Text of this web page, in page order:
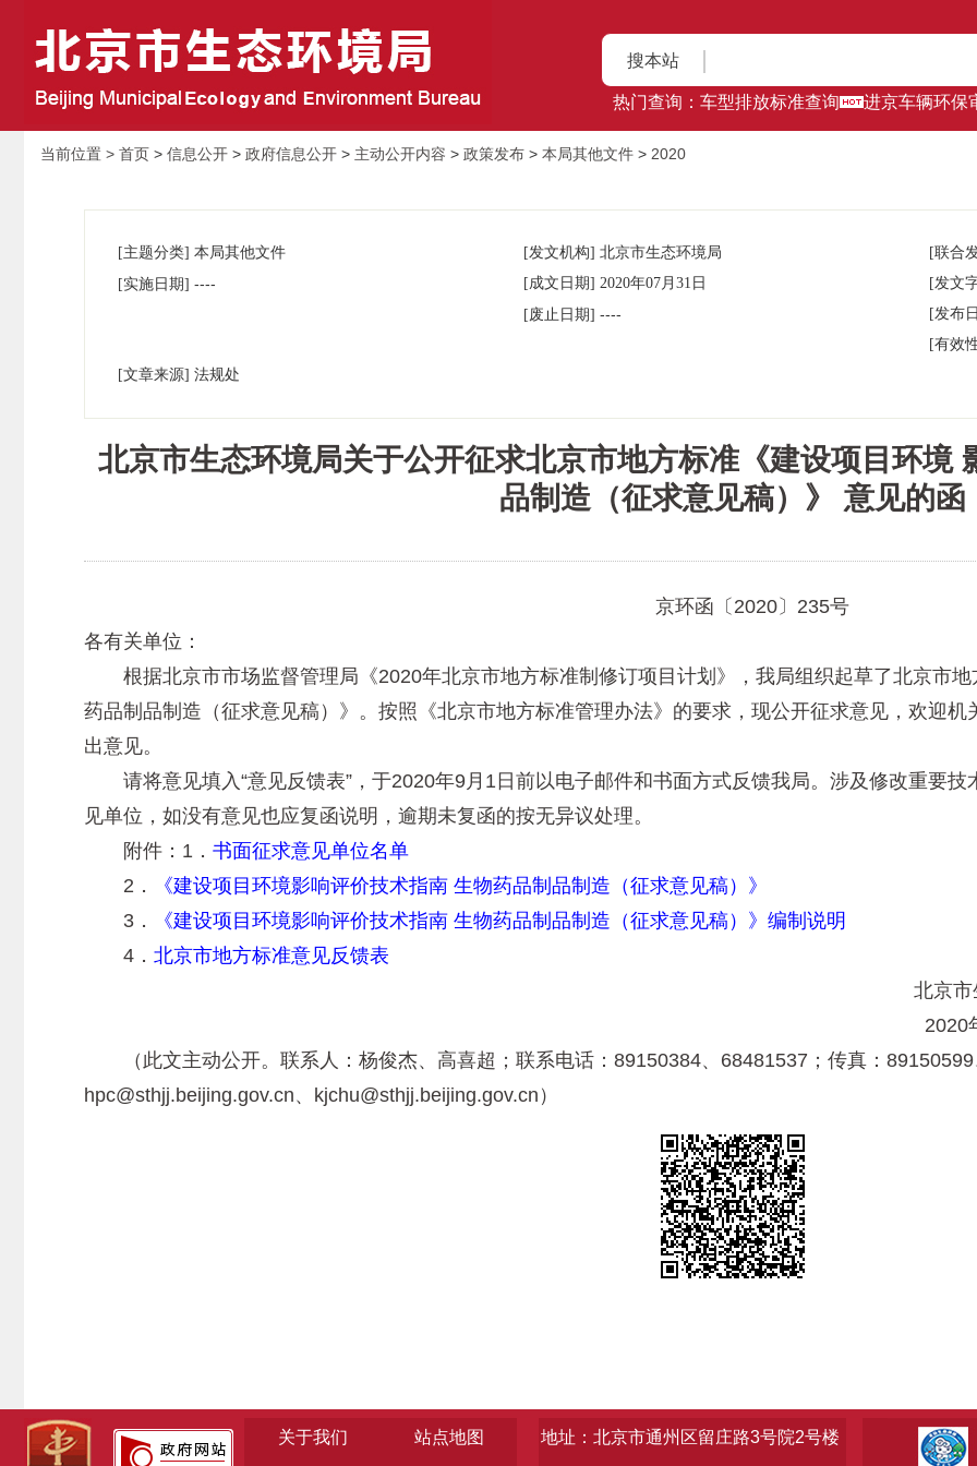
搜本站
热门查询： 车型排放标准查询 进京车辆环保
当前位置 > 首页 > 信息公开 > 政府信息公开 > 主动公开内容 > 政策发布 > 本局其他文件 > 2020
[主题分类] 本局其他文件 [发文机构] 北京市生态环境局
[联合
[实施日期] ---- [成文日期] 2020年07月31日
[发文
[废止日期]----
[发布
[有效
[文章来源] 法规处
北京市生态环境局关于公开征求北京市地方标准《建设项目环境
品制造（征求意见稿）》 意见的函
京环函〔2020〕235号
各有关单位：
根据北京市市场监督管理局《2020年北京市地方标准制修订项目计划》，我局组织起草了北京市地
药品制品制造（征求意见稿）》。按照《北京市地方标准管理办法》的要求，现公开征求意见，欢迎
出意见。
请将意见填入“意见反馈表”，于2020年9月1日前以电子邮件和书面方式反馈我局。涉及修改重要技
见单位，如没有意见也应复函说明，逾期未复函的按无异议处理。
附件：1． 书面征求意见单位名单
2．
《建设项目环境影响评价技术指南 生物药品制品制造（征求意见稿）》
3．
《建设项目环境影响评价技术指南 生物药品制品制造（征求意见稿）》编制说明
4． 北京市地方标准意见反馈表
北
（此文主动公开。联系人：杨俊杰、高喜超；联系电话：89150384、68481537；传真：89150599
hpc@sthjj.beijing.gov.cn、kjchu@sthjj.beijing.gov.cn）
关于我们 站点地图 地址：北京市通州区留庄路3号院2号楼